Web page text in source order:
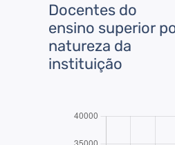
Docentes do
ensino superior
natureza da
instituição